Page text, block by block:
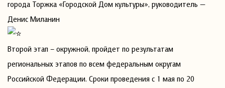
города Торжка «Городской Дом культуры», руководитель —
Денис Миланин
Второй этап – окружной, пройдет по результатам
региональных этапов по всем федеральным округам
Российской Федерации. Сроки проведения с 1 мая по 20